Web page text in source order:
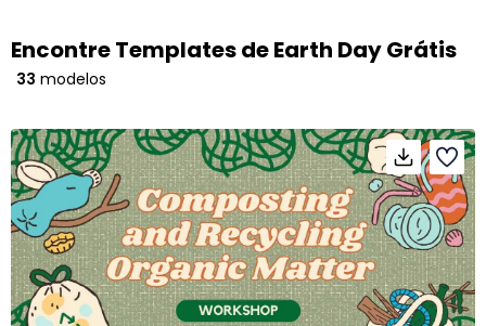
Encontre Templates de Earth Day Grátis
33 modelos